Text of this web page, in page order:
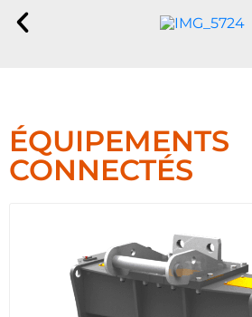
ÉQUIPEMENTS
CONNECTÉS